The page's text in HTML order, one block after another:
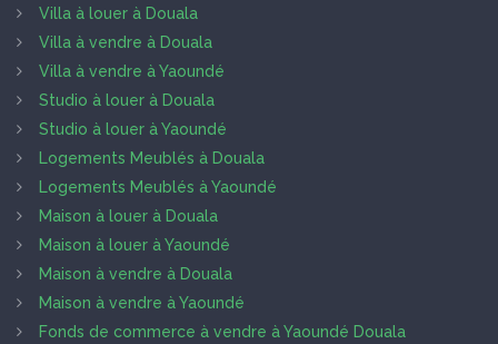
Villa à louer à Douala
Villa à vendre à Douala
Villa à vendre à Yaoundé
Studio à louer à Douala
Studio à louer à Yaoundé
Logements Meublés à Douala
Logements Meublés à Yaoundé
Maison à louer à Douala
Maison à louer à Yaoundé
Maison à vendre à Douala
Maison à vendre à Yaoundé
Fonds de commerce à vendre à Yaoundé Douala